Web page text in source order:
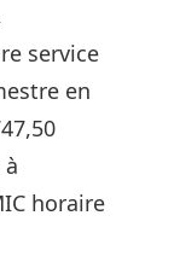
service
en
horaire